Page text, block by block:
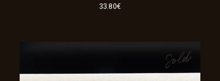
33.80€
Sold